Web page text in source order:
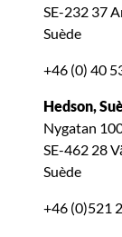
SE-232 37
Suède
+46 (0) 40
Hedson,
Nygatan
SE-462 28
Suède
+46 (0)521